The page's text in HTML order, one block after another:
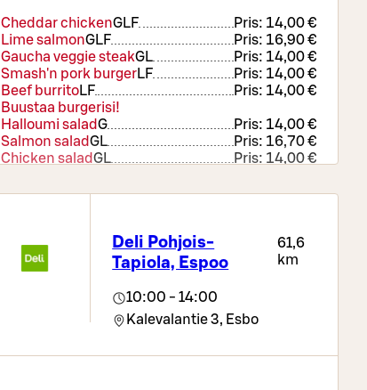
Cheddar chickenGLF Pris: 14,00 €
Lime salmonGLF Pris: 16,90 €
Gaucha veggie steakGL Pris: 14,00 €
Smash'n pork burgerLF Pris: 14,00 €
Beef burritoLF Pris: 14,00 €
Buustaa burgerisi!
Halloumi saladG Pris: 14,00 €
Salmon saladGL Pris: 16,70 €
Chicken saladGL Pris: 14,00 €
Deli Pohjois-
Tapiola, Espoo
61,6
km
10:00 - 14:00
Kalevalantie 3, Esbo